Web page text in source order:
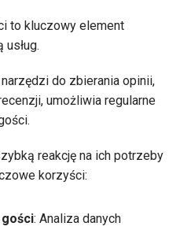
to kluczowy element
do zbierania opinii,
umożliwia regularne
reakcję na ich potrzeby
korzyści:
: Analiza danych